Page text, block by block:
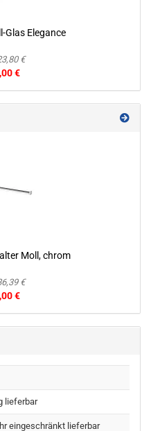
​Glas Ele­gan­ce
€
€
Moll, chrom
€
€
lieferbar
eingeschränkt lieferbar